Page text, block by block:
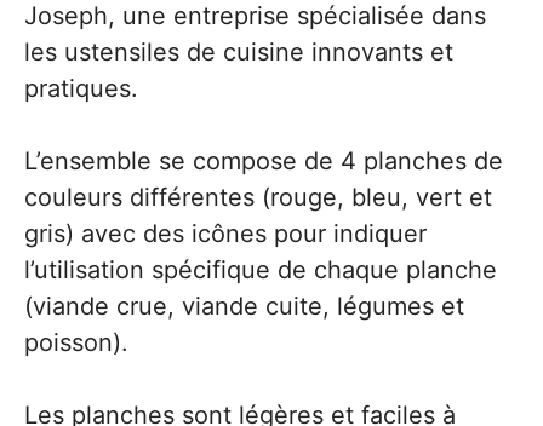
Joseph, une entreprise spécialisée dans
les ustensiles de cuisine innovants et
pratiques.
L’ensemble se compose de 4 planches de
couleurs différentes (rouge, bleu, vert et
gris) avec des icônes pour indiquer
l’utilisation spécifique de chaque planche
(viande crue, viande cuite, légumes et
poisson).
Les planches sont légères et faciles à